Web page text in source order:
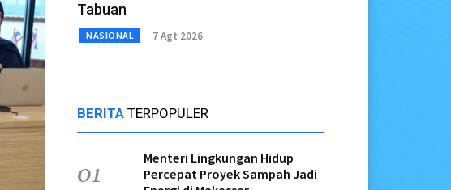
Tabuan
NASIONAL 7 Agt 2026
BERITA TERPOPULER
01
Menteri Lingkungan Hidup
Percepat Proyek Sampah Jadi